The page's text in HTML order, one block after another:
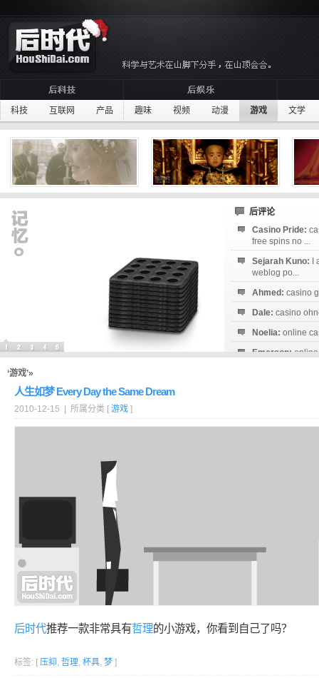
科技 互联网 产品 趣味 视频 动漫 游戏 文学
后评论
Casino Pride:
free spins no ...
Sejarah Kuno:
weblog po...
Ahmed: casino
Dale: casino
Noelia: online
Emerson:
‘游戏’»
人生如梦 Every Day the Same Dream
2010-12-15 | 所属分类 [ 游戏 ]
后时代推荐一款非常具有哲理的小游戏，你看到自己了吗？
标签: [ 压抑, 哲理, 杯具, 梦 ]